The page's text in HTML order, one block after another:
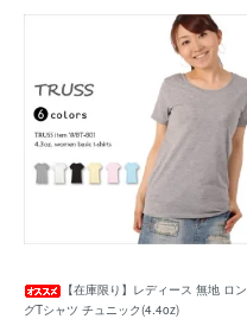
【在庫限り】レディース 無地 ロン
グTシャツ チュニック(4.4oz)